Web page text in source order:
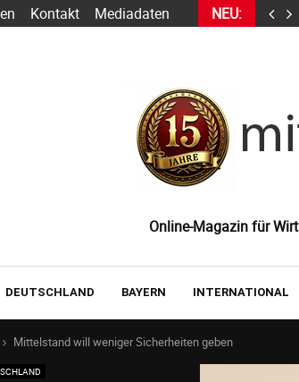
Kontakt Mediadaten NEU:
User
Online-Magazin für
DEUTSCHLAND BAYERN INTERNATIONAL
Mittelstand will weniger Sicherheiten geben